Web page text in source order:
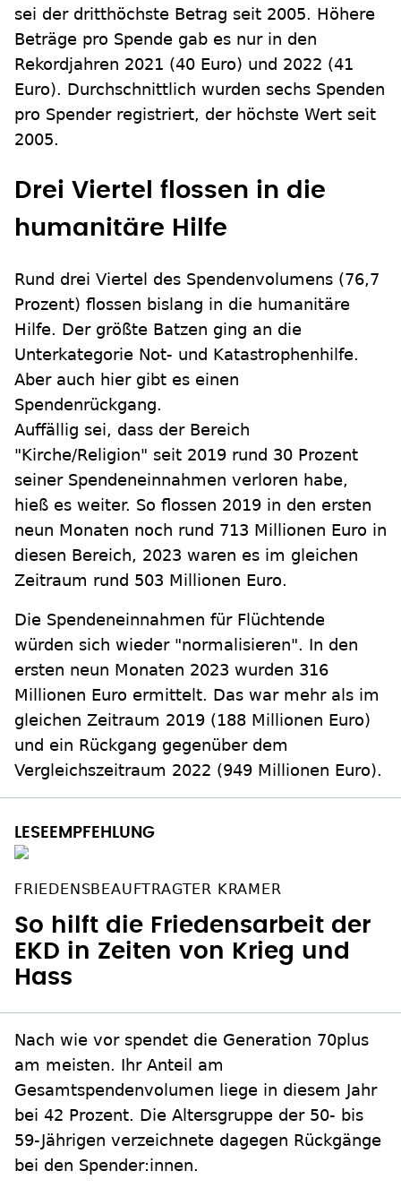
sei der dritthöchste Betrag seit 2005. Höhere
Beträge pro Spende gab es nur in den
Rekordjahren 2021 (40 Euro) und 2022 (41
Euro). Durchschnittlich wurden sechs Spenden
pro Spender registriert, der höchste Wert seit
2005.
Drei Viertel flossen in die
humanitäre Hilfe
Rund drei Viertel des Spendenvolumens (76,7
Prozent) flossen bislang in die humanitäre
Hilfe. Der größte Batzen ging an die
Unterkategorie Not- und Katastrophenhilfe.
Aber auch hier gibt es einen
Spendenrückgang.
Auffällig sei, dass der Bereich
"Kirche/Religion" seit 2019 rund 30 Prozent
seiner Spendeneinnahmen verloren habe,
hieß es weiter. So flossen 2019 in den ersten
neun Monaten noch rund 713 Millionen Euro in
diesen Bereich, 2023 waren es im gleichen
Zeitraum rund 503 Millionen Euro.
Die Spendeneinnahmen für Flüchtende
würden sich wieder "normalisieren". In den
ersten neun Monaten 2023 wurden 316
Millionen Euro ermittelt. Das war mehr als im
gleichen Zeitraum 2019 (188 Millionen Euro)
und ein Rückgang gegenüber dem
Vergleichszeitraum 2022 (949 Millionen Euro).
FRIEDENSBEAUFTRAGTER KRAMER
So hilft die Friedensarbeit der
EKD in Zeiten von Krieg und
Hass
Nach wie vor spendet die Generation 70plus
am meisten. Ihr Anteil am
Gesamtspendenvolumen liege in diesem Jahr
bei 42 Prozent. Die Altersgruppe der 50- bis
59-Jährigen verzeichnete dagegen Rückgänge
bei den Spender:innen.